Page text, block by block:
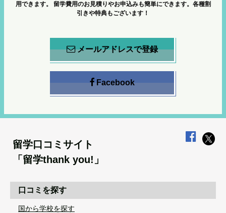
用できます。
留学費用のお見積りやお申込みも簡単にできます。各種割
引きや特典もございます！
メールアドレスで登録
Facebook
留学口コミサイト
「留学thank you!」
口コミを探す
国から学校を探す